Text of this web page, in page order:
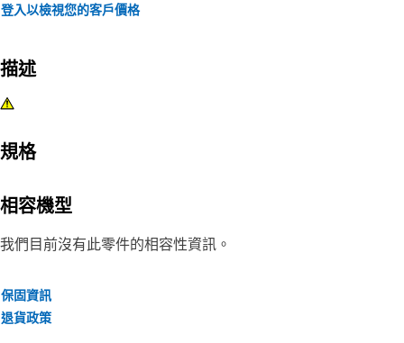
登入以檢視您的客戶價格
描述
規格
相容機型
我們目前沒有此零件的相容性資訊。
保固資訊
退貨政策